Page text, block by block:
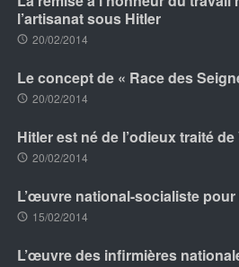
l’artisanat sous Hitler
20/02/2014
Le concept de « Race des
20/02/2014
Hitler est né de l’odieux traité
20/02/2014
L’œuvre national-socialiste
15/02/2014
L’œuvre des infirmières